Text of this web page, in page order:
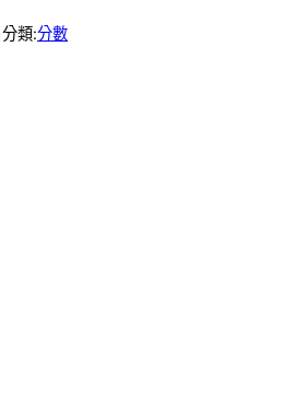
分類:分數